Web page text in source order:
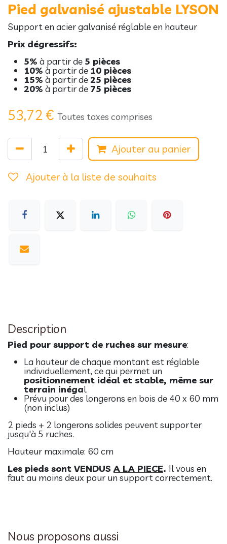
Pied galvanisé ajustable LYSON
Support en acier galvanisé réglable en hauteur
Prix dégressifs:
5% à partir de 5 pièces
10% à partir de 10 pièces
15% à partir de25 pièces
20% à partir de 75 pièces
53,72 € Toutes taxes comprises
Ajouter au panier
Ajouter à la liste de souhaits
Description
Pied pour support de ruches sur mesure:
La hauteur de chaque montant est réglable
individuellement, ce qui permet un
positionnement idéal et stable, même sur
terrain inégal.
Prévu pour des longerons en bois de 40 x 60 mm
(non inclus)
2 pieds + 2 longerons solides peuvent supporter
jusqu'à 5 ruches.
Hauteur maximale: 60 cm
Les pieds sont VENDUSA LA PIECE. Il vous en
faut au moins deux pour un support correctement.
Nous proposons aussi